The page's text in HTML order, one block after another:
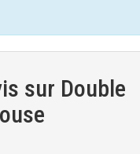
sur Double